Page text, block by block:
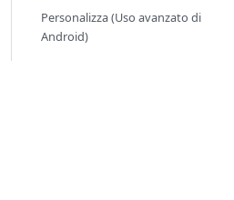
Personalizza (Uso avanzato di
Android)